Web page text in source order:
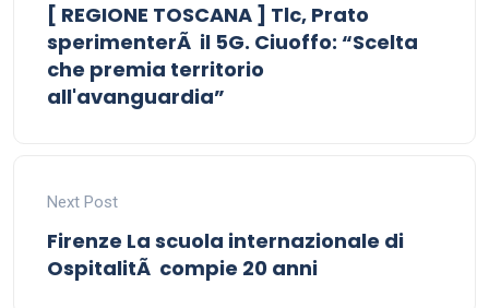
[ REGIONE TOSCANA ] Tlc, Prato
sperimenterÃ il 5G. Ciuoffo: “Scelta
che premia territorio
all'avanguardia”
Next Post
Firenze La scuola internazionale di
OspitalitÃ compie 20 anni